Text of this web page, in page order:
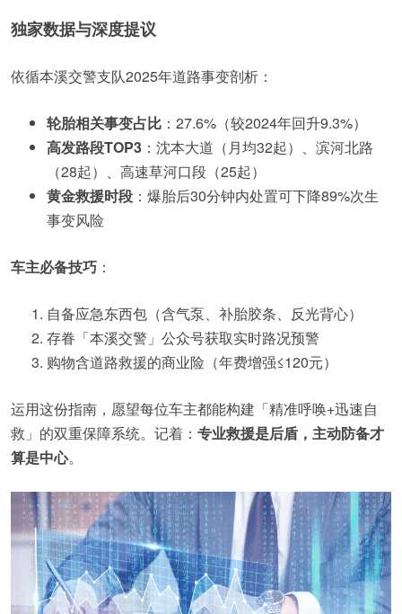
独家数据与深度提议
依循本溪交警支队2025年道路事变剖析：
轮胎相关事变占比 ：27.6%（较2024年回升9.3%）
高发路段TOP3 ：沈本大道（月均32起）、滨河北路
（28起）、高速草河口段（25起）
黄金救援时段 ：爆胎后30分钟内处置可下降89%次生
事变风险
车主必备技巧 ：
自备应急东西包（含气泵、补胎胶条、反光背心）
存眷「本溪交警」公众号获取实时路况预警
购物含道路救援的商业险（年费增强≤120元）
运用这份指南，愿望每位车主都能构建「精准呼唤+迅速自
救」的双重保障系统。记着： 专业救援是后盾，主动防备才
算是中心。